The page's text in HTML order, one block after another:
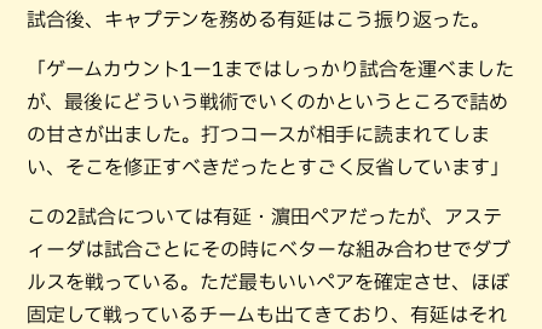
試合後、キャプテンを務める有延はこう振り返った。
「ゲームカウント1ー1まではしっかり試合を運べました
が、最後にどういう戦術でいくのかというところで詰め
の甘さが出ました。打つコースが相手に読まれてしま
い、そこを修正すべきだったとすごく反省しています」
この2試合については有延・濵田ペアだったが、アステ
ィーダは試合ごとにその時にベターな組み合わせでダブ
ルスを戦っている。ただ最もいいペアを確定させ、ほぼ
固定して戦っているチームも出てきており、有延はそれ